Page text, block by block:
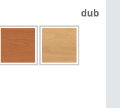
dub